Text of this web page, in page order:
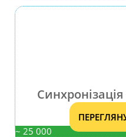
~ 25 000